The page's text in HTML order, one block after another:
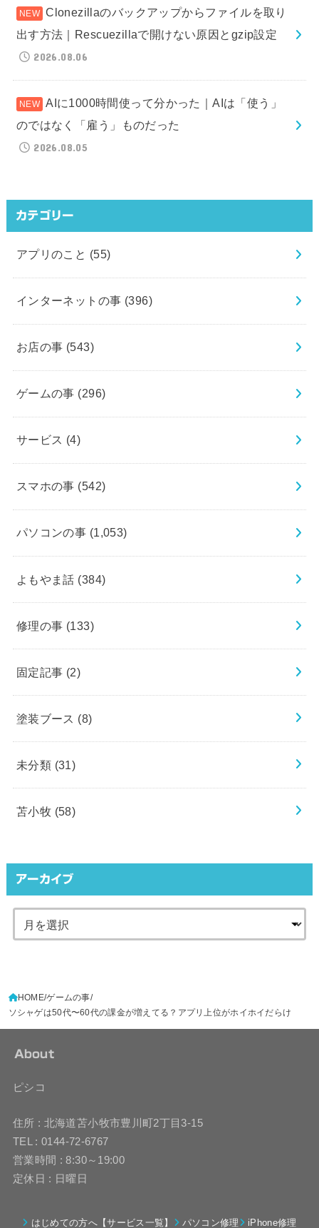
Clonezillaのバックアップからファイルを取り
出す方法｜Rescuezillaで開けない原因とgzip設定
2026.08.06
AIに1000時間使って分かった｜AIは「使う」
のではなく「雇う」ものだった
2026.08.05
カテゴリー
アプリのこと (55)
インターネットの事 (396)
お店の事 (543)
ゲームの事 (296)
サービス (4)
スマホの事 (542)
パソコンの事 (1,053)
よもやま話 (384)
修理の事 (133)
固定記事 (2)
塗装ブース (8)
未分類 (31)
苫小牧 (58)
アーカイブ
HOME ゲームの事
ソシャゲは50代〜60代の課金が増えてる？アプリ上位がホイホイだらけ
About
ピシコ
住所 : 北海道苫小牧市豊川町2丁目3-15
TEL : 0144-72-6767
営業時間 : 8:30～19:00
定休日 : 日曜日
はじめての方へ【サービス一覧】 パソコン修理 iPhone修理